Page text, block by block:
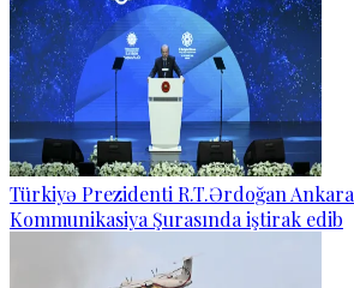
Türkiyə Prezidenti R.T.Ərdoğan
Kommunikasiya Şurasında iştirak edib